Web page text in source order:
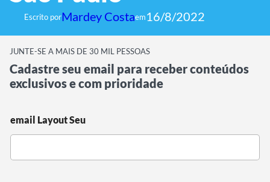
Escrito porMardey Costaem16/8/2022
JUNTE-SE A MAIS DE 30 MIL PESSOAS
Cadastre seu email para receber conteúdos
exclusivos e com prioridade
email Layout Seu